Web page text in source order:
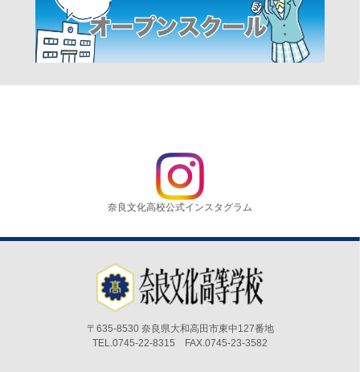
奈良文化高校公式インスタグラム
〒635-8530 奈良県大和高田市東中127番地
TEL.0745-22-8315 FAX.0745-23-3582